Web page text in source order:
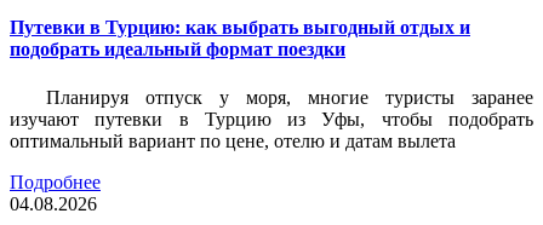
Путевки в Турцию: как выбрать выгодный отдых и
подобрать идеальный формат поездки
Планируя отпуск у моря, многие туристы заранее
изучают путевки в Турцию из Уфы, чтобы подобрать
оптимальный вариант по цене, отелю и датам вылета
Подробнее
04.08.2026